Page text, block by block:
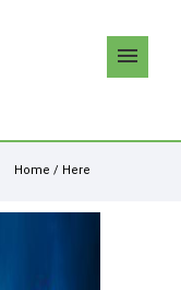
Home / Here